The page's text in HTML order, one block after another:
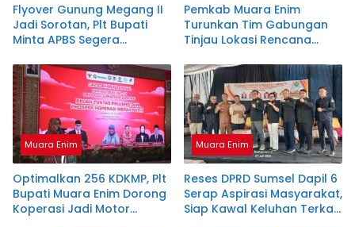
Flyover Gunung Megang II
Jadi Sorotan, Plt Bupati
Minta APBS Segera
Pemkab Muara Enim
Turunkan Tim Gabungan
Tinjau Lokasi Rencana
Mas Baru
Muara Enim
Optimalkan 256 KDKMP, Plt
Bupati Muara Enim Dorong
Koperasi Jadi Motor
Muara Enim
Reses DPRD Sumsel Dapil 6
Serap Aspirasi Masyarakat,
Siap Kawal Keluhan Terkait